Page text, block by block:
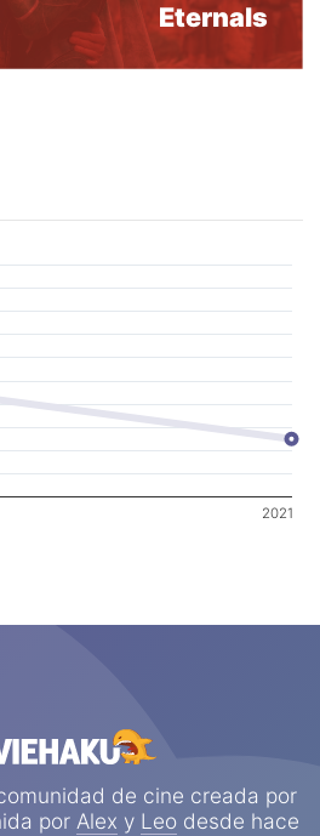
Eternals
2021
de cine creada por
por Alex y Leo desde hace